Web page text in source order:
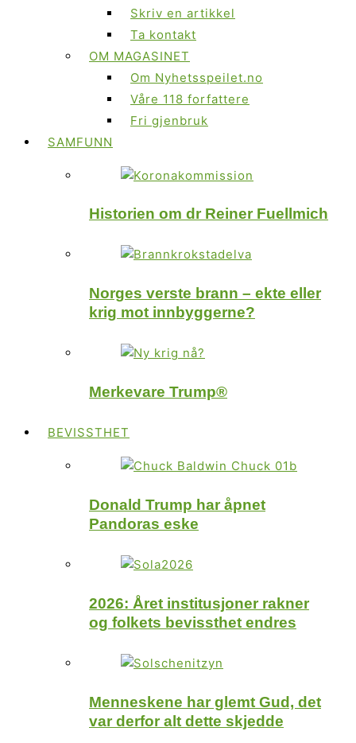
Skriv en artikkel
Ta kontakt
OM MAGASINET
Om Nyhetsspeilet.no
Våre 118 forfattere
Fri gjenbruk
SAMFUNN
Historien om dr Reiner Fuellmich
Norges verste brann – ekte eller
krig mot innbyggerne?
Merkevare Trump®
BEVISSTHET
Donald Trump har åpnet
Pandoras eske
2026: Året institusjoner rakner
og folkets bevissthet endres
Menneskene har glemt Gud, det
var derfor alt dette skjedde